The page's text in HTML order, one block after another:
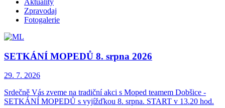
Zpravodaj
Fotogalerie
SETKÁNÍ MOPEDŮ 8. srpna 2026
29. 7. 2026
Srdečně Vás zveme na tradiční akci s Moped teamem Dobšice -
SETKÁNÍ MOPEDŮ s vyjížďkou 8. srpna. START v 13.20 hod.